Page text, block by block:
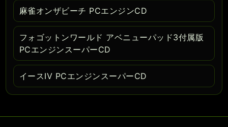
麻雀オンザビーチ PCエンジンCD
フォゴットンワールド アベニューパッド3付属版
PCエンジンスーパーCD
イースIV PCエンジンスーパーCD